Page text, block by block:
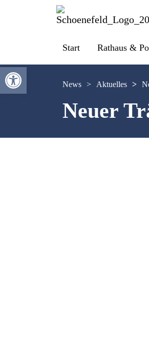
Werkzeugleiste öffnen
Start Rathaus &
News > Aktuelles >
Neuer